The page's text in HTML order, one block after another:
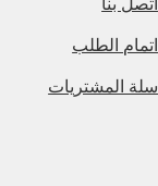
اتمام الطلب
سلة المشتريات